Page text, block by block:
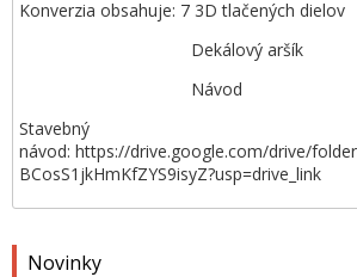
Novinky
Konverzia obsahuje: 7 3D tlačených dielov
Dekálový aršík
Návod
Stavebný
návod: https://drive.google.com/drive/
BCosS1jkHmKfZYS9isyZ?usp=drive_link